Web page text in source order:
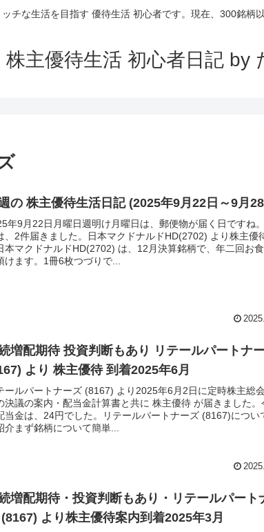
チな生活を目指す 優待生活 初心者です。現在、300銘柄
株主優待生活 初心者日記 by
の 株主優待生活日記 (2025年9月22日～9月
年9月22日月曜日週明け月曜日は、郵便物が届く日ですね
、2件届きました。日本マクドナルドHD(2702) より株主優
本マクドナルドHD(2702) は、12月決算銘柄で、年二回お
けます。1冊6枚つづりで...
増配期待 投資判断もあり リテールパートナ
より 株主優待 到着2025年6月
ールパートナーズ (8167) より2025年6月2日に定時株主総
決議の案内・配当金計算書と共に 株主優待 が届きました。
当金は、24円でした。リテールパートナーズ (8167)につ
介まず銘柄について簡単...
増配期待・投資判断もあり・リテールパート
より株主優待案内到着2025年3月